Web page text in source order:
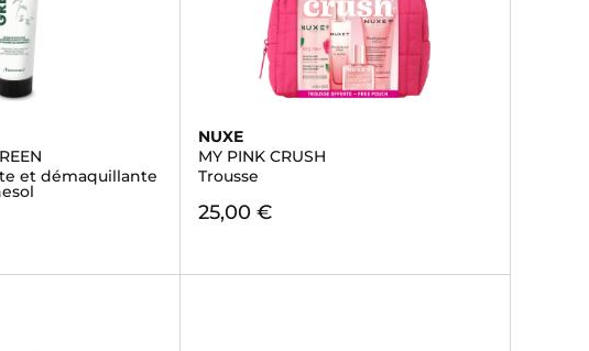
et démaquillante
NUXE
MY PINK CRUSH
Trousse
25,00 €